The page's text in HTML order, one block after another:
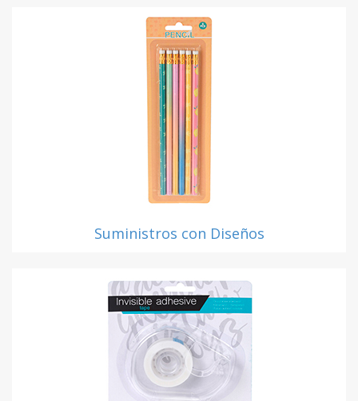
Suministros con Diseños